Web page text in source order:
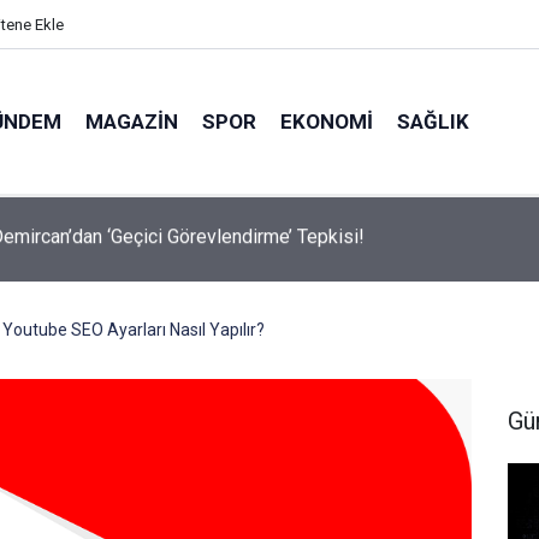
Ekle
MAGAZIN SPOR EKONOMI SAĞLIK
Ödem Şikayetini Hafife Almayın!
SEO Ayarları Nasıl Yapılır?